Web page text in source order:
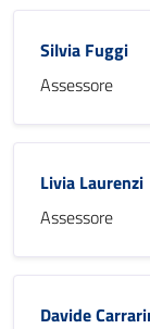
Silvia Fuggi
Assessore
Livia Laurenzi
Assessore
Davide